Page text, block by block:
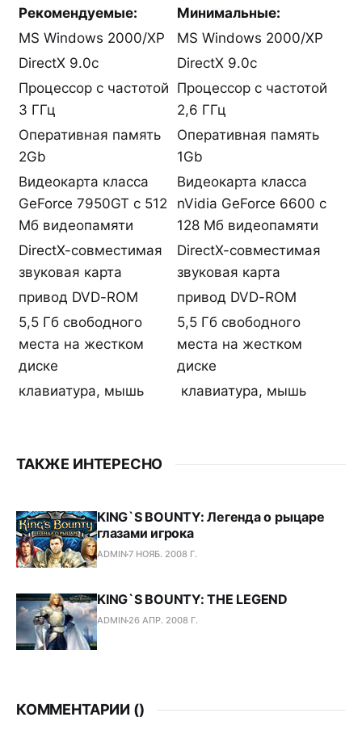
Рекомендуемые: Минимальные:
MS Windows 2000/XP
MS Windows 2000/XP
DirectX 9.0c
DirectX 9.0c
Процессор с частотой
3 ГГц
Процессор с частотой
2,6 ГГц
Оперативная память
2Gb
Оперативная память
1Gb
Видеокарта класса
GeForce 7950GT с 512
Мб видеопамяти
Видеокарта класса
nVidia GeForce 6600 с
128 Мб видеопамяти
DirectX-совместимая
звуковая карта
DirectX-совместимая
звуковая карта
привод DVD-ROM
привод DVD-ROM
5,5 Гб свободного
места на жестком
диске
5,5 Гб свободного
места на жестком
диске
клавиатура, мышь
клавиатура, мышь
ТАКЖЕ ИНТЕРЕСНО
KING`S BOUNTY: Легенда о рыцаре
глазами игрока
ADMIN7 НОЯБ. 2008 Г.
KING`S BOUNTY: THE LEGEND
ADMIN 26 АПР. 2008 Г.
КОММЕНТАРИИ ()